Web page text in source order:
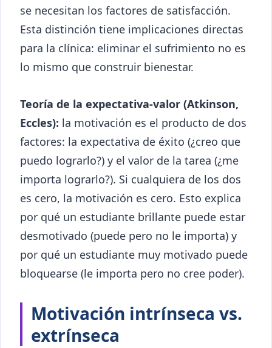
se necesitan los factores de satisfacción.
Esta distinción tiene implicaciones directas
para la clínica: eliminar el sufrimiento no es
lo mismo que construir bienestar.
Teoría de la expectativa-valor (Atkinson,
Eccles): la motivación es el producto de dos
factores: la expectativa de éxito (¿creo que
puedo lograrlo?) y el valor de la tarea (¿me
importa lograrlo?). Si cualquiera de los dos
es cero, la motivación es cero. Esto explica
por qué un estudiante brillante puede estar
desmotivado (puede pero no le importa) y
por qué un estudiante muy motivado puede
bloquearse (le importa pero no cree poder).
Motivación intrínseca vs.
extrínseca